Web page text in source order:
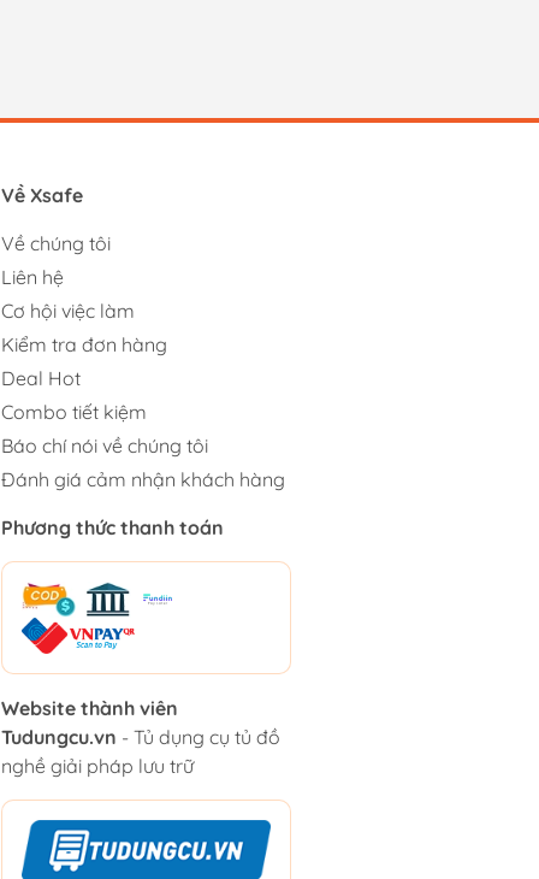
Về Xsafe
Về chúng tôi
Liên hệ
Cơ hội việc làm
Kiểm tra đơn hàng
Deal Hot
Combo tiết kiệm
Báo chí nói về chúng tôi
Đánh giá cảm nhận khách hàng
Phương thức thanh toán
Website thành viên
Tudungcu.vn - Tủ dụng cụ tủ đồ
nghề giải pháp lưu trữ